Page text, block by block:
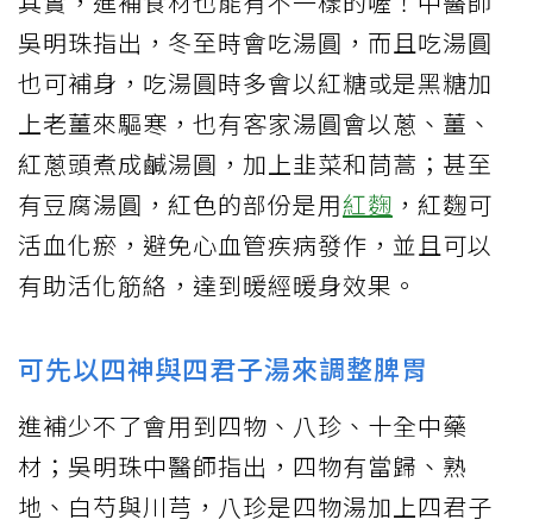
吳明珠指出，冬至時會吃湯圓，而且吃湯圓
也可補身，吃湯圓時多會以紅糖或是黑糖加
上老薑來驅寒，也有客家湯圓會以蔥、薑、
紅蔥頭煮成鹹湯圓，加上韭菜和茼蒿；甚至
有豆腐湯圓，紅色的部份是用紅麴 ，紅麴可
活血化瘀，避免心血管疾病發作，並且可以
有助活化筋絡，達到暖經暖身效果。
可先以四神與四君子湯來調整脾胃
進補少不了會用到四物、八珍、十全中藥
材；吳明珠中醫師指出，四物有當歸、熟
地、白芍與川芎，八珍是四物湯加上四君子